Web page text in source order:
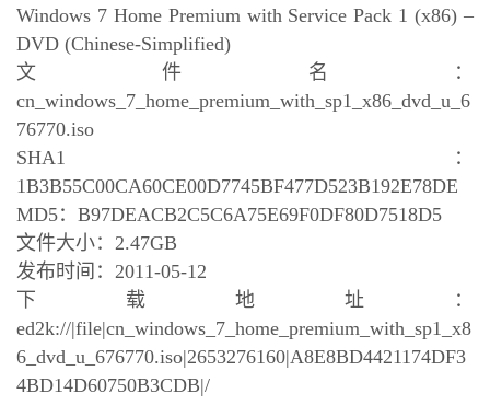
Windows 7 Home Premium with Service Pack 1 (x86) –
DVD (Chinese-Simplified)
文件名：
cn_windows_7_home_premium_with_sp1_x86_dvd_u_6
76770.iso
SHA1：
1B3B55C00CA60CE00D7745BF477D523B192E78DE
MD5：B97DEACB2C5C6A75E69F0DF80D7518D5
文件大小：2.47GB
发布时间：2011-05-12
下载地址：
ed2k://|file|cn_windows_7_home_premium_with_sp1_x8
6_dvd_u_676770.iso|2653276160|A8E8BD4421174DF3
4BD14D60750B3CDB|/